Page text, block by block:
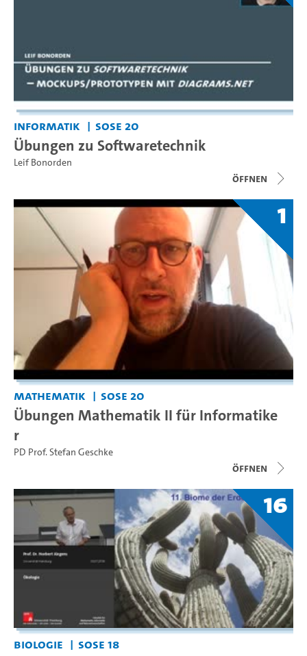
Informatik SoSe 20
Übungen zu Softwaretechnik
Leif Bonorden
Öffnen
1
Mathematik SoSe 20
Übungen Mathematik II für Informatike
r
PD Prof. Stefan Geschke
Öffnen
16
Biologie SoSe 18